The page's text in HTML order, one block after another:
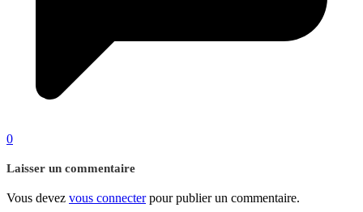
0
Laisser un commentaire
Vous devez vous connecterpour publier un commentaire.